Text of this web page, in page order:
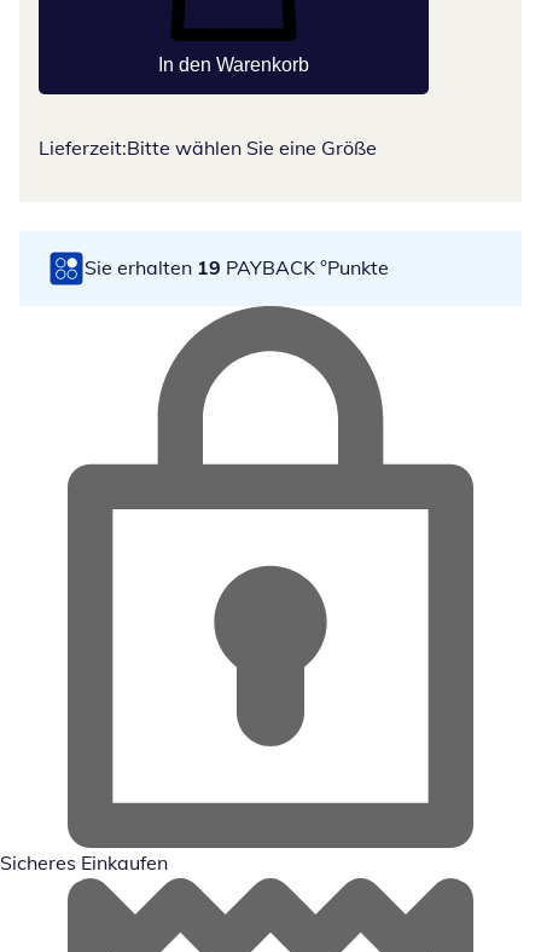
In den Warenkorb
Lieferzeit:Bitte wählen Sie eine Größe
Sie erhalten 19 PAYBACK °Punkte
Sicheres Einkaufen